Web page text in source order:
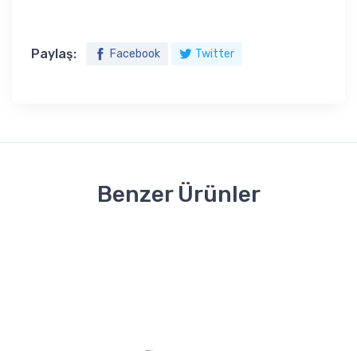
Paylaş: Facebook Twitter
Benzer Ürünler